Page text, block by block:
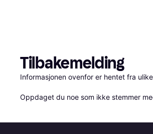
Tilbakemelding
Informasjonen ovenfor er hentet fra
Oppdaget du noe som ikke stemmer